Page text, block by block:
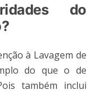
do
à Lavagem de
do que o de
também inclui